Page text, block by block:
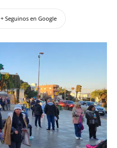
+ Seguinos en Google